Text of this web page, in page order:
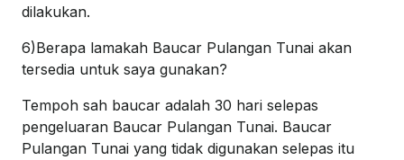
dilakukan.
6)Berapa lamakah Baucar Pulangan Tunai akan
tersedia untuk saya gunakan?
Tempoh sah baucar adalah 30 hari selepas
pengeluaran Baucar Pulangan Tunai. Baucar
Pulangan Tunai yang tidak digunakan selepas itu